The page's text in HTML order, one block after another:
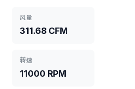
风量
311.68 CFM
转速
11000 RPM